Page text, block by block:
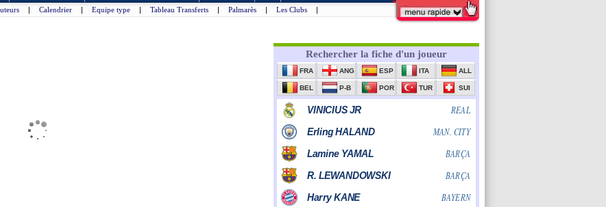
| Calendrier | Equipe type | Tableau Transferts | Palmarès | Les Clubs |